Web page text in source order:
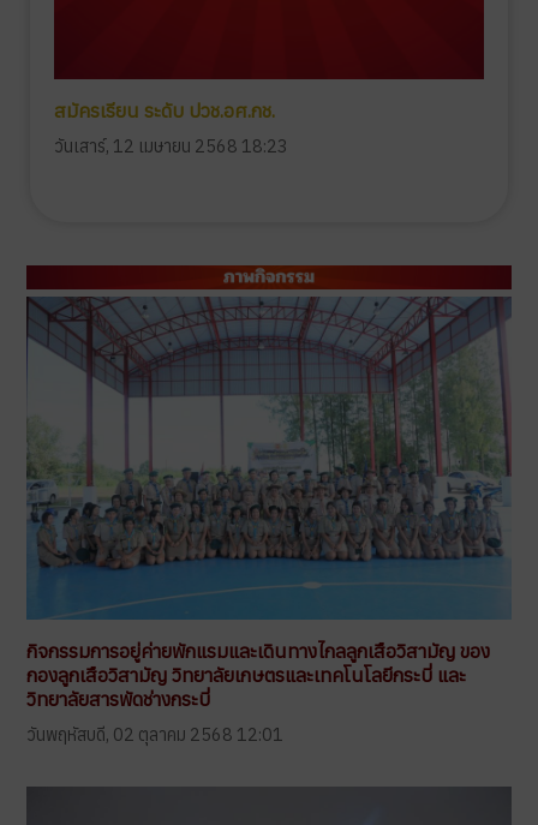
สมัครเรียน ระดับ ปวช.อศ.กช.
วันเสาร์, 12 เมษายน 2568 18:23
กิจกรรมการอยู่ค่ายพักแรมและเดินทางไกลลูกเสือวิสามัญ ของ
กองลูกเสือวิสามัญ วิทยาลัยเกษตรและเทคโนโลยีกระบี่ และ
วิทยาลัยสารพัดช่างกระบี่
วันพฤหัสบดี, 02 ตุลาคม 2568 12:01